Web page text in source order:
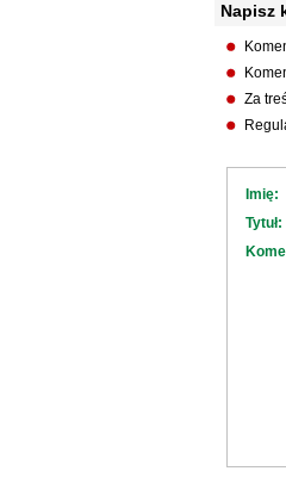
Napisz
Za
Imię:
Tytuł: